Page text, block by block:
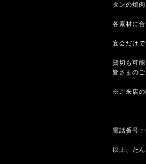
タンの焼
各素材に
宴会だけ
貸切も可
皆さまの
※ご来店の
電話番号：
以上、た